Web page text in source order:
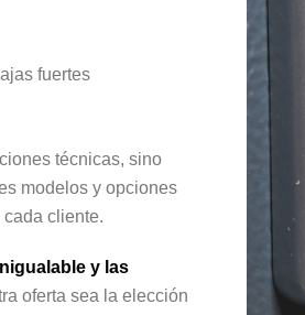
fuertes
técnicas, sino
modelos y opciones
cliente.
y las
oferta sea la elección